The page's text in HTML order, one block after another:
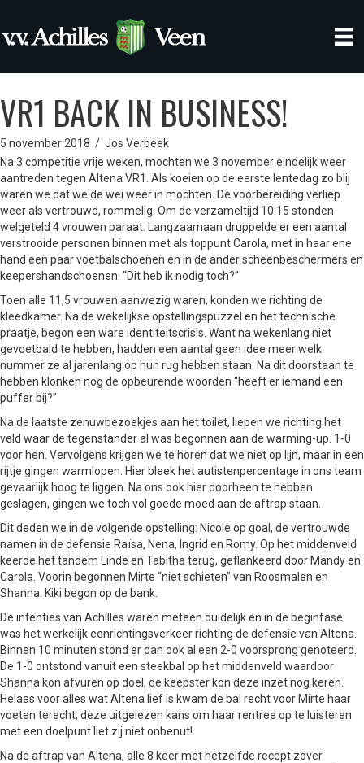
VR1 BACK IN BUSINESS!
5 november 2018 / Jos Verbeek
Na 3 competitie vrije weken, mochten we 3 november eindelijk weer
aantreden tegen Altena VR1. Als koeien op de eerste lentedag zo blij
waren we dat we de wei weer in mochten. De voorbereiding verliep
weer als vertrouwd, rommelig. Om de verzameltijd 10:15 stonden
welgeteld 4 vrouwen paraat. Langzaamaan druppelde er een aantal
verstrooide personen binnen met als toppunt Carola, met in haar ene
hand een paar voetbalschoenen en in de ander scheenbeschermers en
keepershandschoenen. “Dit heb ik nodig toch?”
Toen alle 11,5 vrouwen aanwezig waren, konden we richting de
kleedkamer. Na de wekelijkse opstellingspuzzel en het technische
praatje, begon een ware identiteitscrisis. Want na wekenlang niet
gevoetbald te hebben, hadden een aantal geen idee meer welk
nummer ze al jarenlang op hun rug hebben staan. Na dit doorstaan te
hebben klonken nog de opbeurende woorden “heeft er iemand een
puffer bij?”
Na de laatste zenuwbezoekjes aan het toilet, liepen we richting het
veld waar de tegenstander al was begonnen aan de warming-up. 1-0
voor hen. Vervolgens krijgen we te horen dat we niet op lijn, maar in een
rijtje gingen warmlopen. Hier bleek het autistenpercentage in ons team
gevaarlijk hoog te liggen. Na ons ook hier doorheen te hebben
geslagen, gingen we toch vol goede moed aan de aftrap staan.
Dit deden we in de volgende opstelling: Nicole op goal, de vertrouwde
namen in de defensie Raïsa, Nena, Ingrid en Romy. Op het middenveld
keerde het tandem Linde en Tabitha terug, geflankeerd door Mandy en
Carola. Voorin begonnen Mirte “niet schieten” van Roosmalen en
Shanna. Kiki begon op de bank.
De intenties van Achilles waren meteen duidelijk en in de beginfase
was het werkelijk eenrichtingsverkeer richting de defensie van Altena.
Binnen 10 minuten stond er dan ook al een 2-0 voorsprong genoteerd.
De 1-0 ontstond vanuit een steekbal op het middenveld waardoor
Shanna kon afvuren op doel, de keepster kon deze inzet nog keren.
Helaas voor alles wat Altena lief is kwam de bal recht voor Mirte haar
voeten terecht, deze uitgelezen kans om haar rentree op te luisteren
met een doelpunt liet zij niet onbenut!
Na de aftrap van Altena, alle 8 keer met hetzelfde recept zover